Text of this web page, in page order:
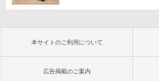
本サイトのご利用について
広告掲載のご案内